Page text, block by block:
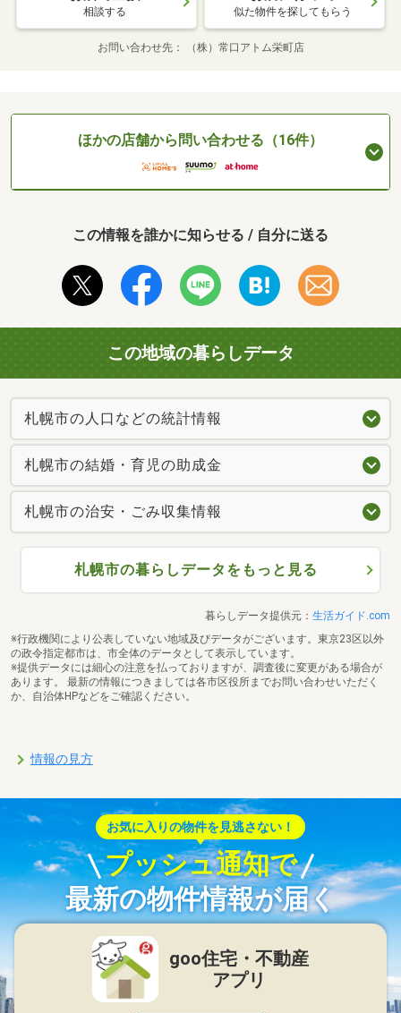
相談する 似た物件を探してもらう
お問い合わせ先 （株）常口アトム栄町店
ほかの店舗から問い合わせる（16件）
この情報を誰かに知らせる / 自分に送る
この地域の暮らしデータ
札幌市の人口などの統計情報
札幌市の結婚・育児の助成金
札幌市の治安・ごみ収集情報
札幌市の暮らしデータをもっと見る
暮らしデータ提供元： 生活ガイド.com
※行政機関により公表していない地域及びデータがございます。東京23区以外
の政令指定都市は、市全体のデータとして表示しています。
※提供データには細心の注意を払っておりますが、調査後に変更がある場合が
あります。 最新の情報につきましては各市区役所までお問い合わせいただく
か、自治体HPなどをご確認ください。
情報の見方
お気に入りの物件を見逃さない！
プッシュ通知で
最新の物件情報が届く
goo住宅・不動産
アプリ